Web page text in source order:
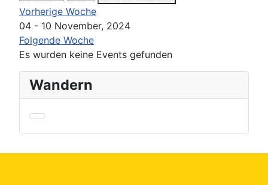
Vorherige Woche
04 - 10 November, 2024
Folgende Woche
Es wurden keine Events gefunden
Wandern